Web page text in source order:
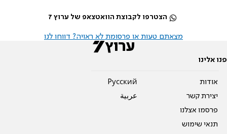
הצטרפו לקבוצת הוואטצאפ של ערוץ 7
מצאתם טעות או פרסומת לא ראויה? דווחו לנו
פנו אלינו
אודות
יצירת קשר
פרסמו אצלנו
תנאי שימוש
Pусский
عربية